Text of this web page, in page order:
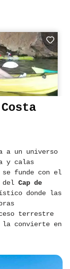
a un universo
y calas
funde con el
del Cap de
donde las
terrestre
la convierte en